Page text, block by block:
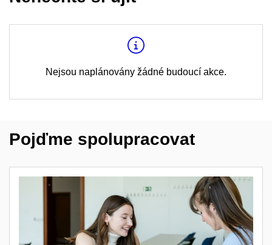
Nejsou naplánovány žádné budoucí akce.
Pojďme spolupracovat